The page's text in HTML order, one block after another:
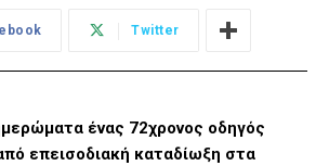
Twitter
ένας 72χρονος οδηγός
επεισοδιακή καταδίωξη στα